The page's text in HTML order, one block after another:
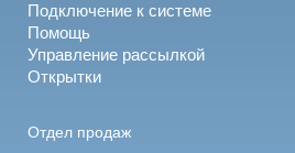
Подключение к системе
Помощь
Управление рассылкой
Открытки
Отдел продаж